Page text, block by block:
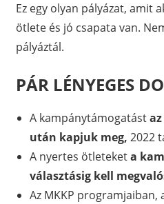
Ez egy olyan pályázat, amit
ötlete és jó csapata van.
pályáztál.
PÁR LÉNYEGES
A kampánytámogatást
után kapjuk meg, 2022
A nyertes ötleteketa
választásig kell
Az MKKP